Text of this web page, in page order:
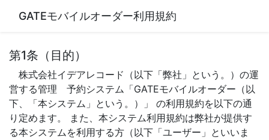
GATEモバイルオーダー利用規約
第1条（目的）
株式会社イデアレコード（以下「弊社」という。）の運
営する管理 予約システム「GATEモバイルオーダー（以
下、「本システム」という。）」 の利用規約を以下の通
り定めます。 また、本システム利用規約は弊社が提供す
る本システムを利用する方（以下「ユーザー」といいま